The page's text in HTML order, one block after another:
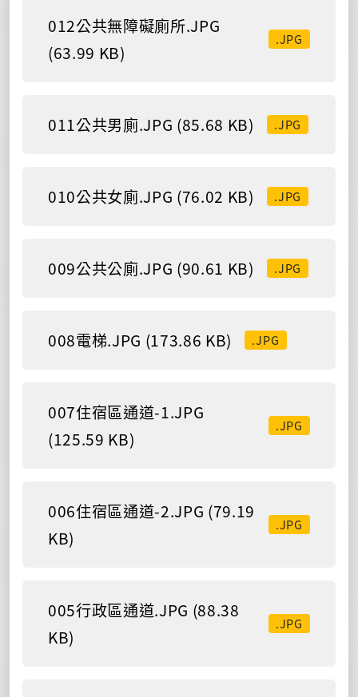
012公共無障礙廁所.JPG
(63.99 KB)
.JPG
011公共男廁.JPG (85.68 KB) .JPG
010公共女廁.JPG (76.02 KB) .JPG
009公共公廁.JPG (90.61 KB) .JPG
008電梯.JPG (173.86 KB) .JPG
007住宿區通道-1.JPG
(125.59 KB)
.JPG
006住宿區通道-2.JPG (79.19
KB)
.JPG
005行政區通道.JPG (88.38
KB)
.JPG